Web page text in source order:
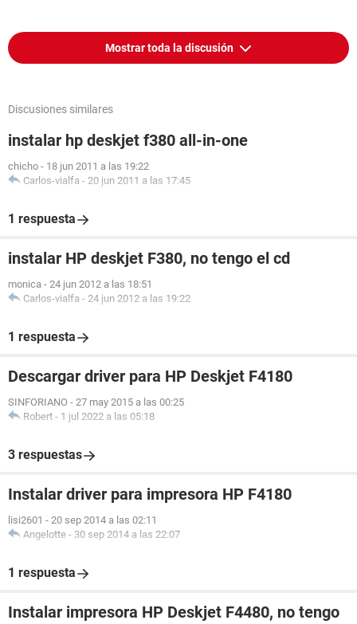
Mostrar toda la discusión
Discusiones similares
instalar hp deskjet f380 all-in-one
chicho - 18 jun 2011 a las 19:22
Carlos-vialfa - 20 jun 2011 a las 17:45
1 respuesta
instalar HP deskjet F380, no tengo el cd
monica - 24 jun 2012 a las 18:51
Carlos-vialfa - 24 jun 2012 a las 19:22
1 respuesta
Descargar driver para HP Deskjet F4180
SINFORIANO - 27 may 2015 a las 00:25
Robert - 1 jul 2022 a las 05:18
3 respuestas
Instalar driver para impresora HP F4180
lisi2601 - 20 sep 2014 a las 02:11
Angelotte - 30 sep 2014 a las 22:07
1 respuesta
Instalar impresora HP Deskjet F4480, no tengo